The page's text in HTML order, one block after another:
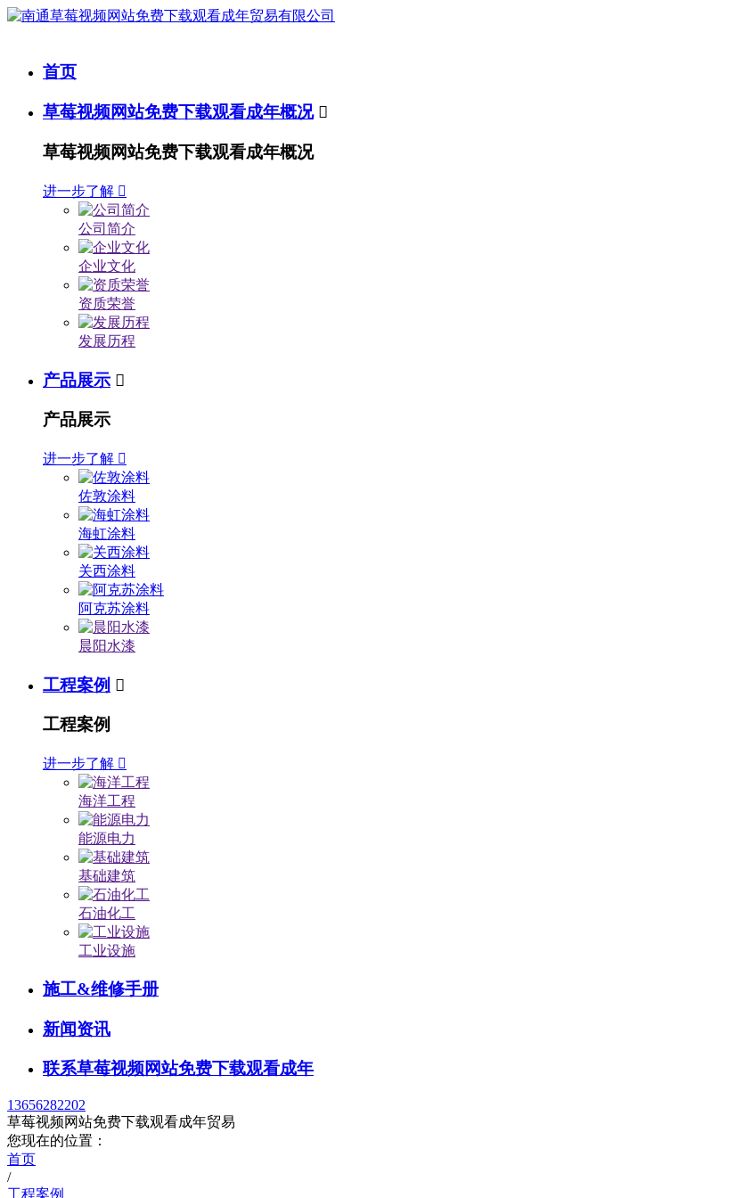
首页
草莓视频网站免费下载观看成年概况 
草莓视频网站免费下载观看成年概况
进一步了解 
公司简介
企业文化
资质荣誉
发展历程
产品展示 
产品展示
进一步了解 
佐敦涂料
海虹涂料
关西涂料
阿克苏涂料
晨阳水漆
工程案例 
工程案例
进一步了解 
海洋工程
能源电力
基础建筑
石油化工
工业设施
施工&维修手册
新闻资讯
联系草莓视频网站免费下载观看成年
13656282202
草莓视频网站免费下载观看成年贸易
您现在的位置：
首页
/
工程案例